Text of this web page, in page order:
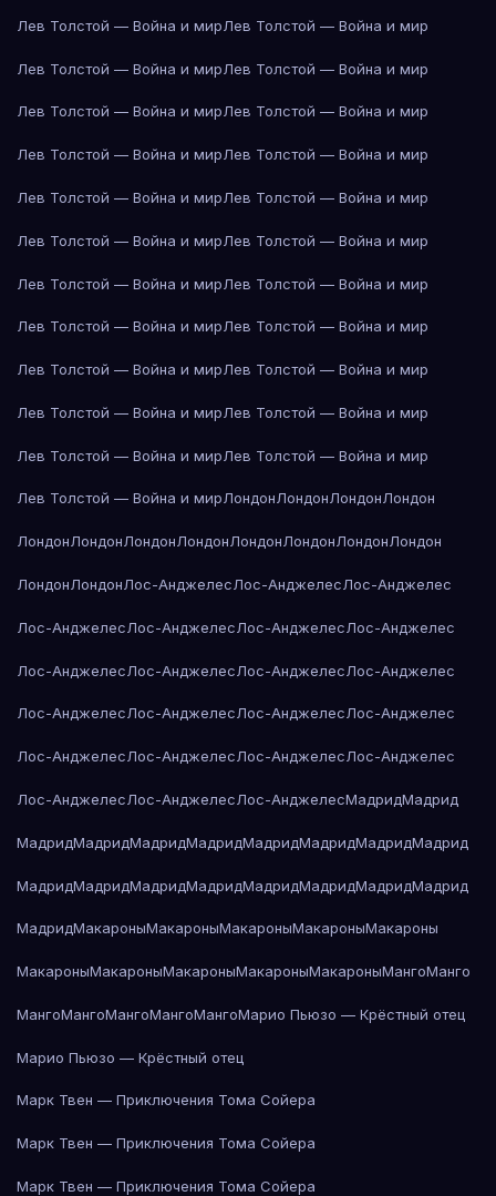
Лев Толстой — Война и мирЛев Толстой — Война и мир
Лев Толстой — Война и мирЛев Толстой — Война и мир
Лев Толстой — Война и мирЛев Толстой — Война и мир
Лев Толстой — Война и мирЛев Толстой — Война и мир
Лев Толстой — Война и мирЛев Толстой — Война и мир
Лев Толстой — Война и мирЛев Толстой — Война и мир
Лев Толстой — Война и мирЛев Толстой — Война и мир
Лев Толстой — Война и мирЛев Толстой — Война и мир
Лев Толстой — Война и мирЛев Толстой — Война и мир
Лев Толстой — Война и мирЛев Толстой — Война и мир
Лев Толстой — Война и мирЛев Толстой — Война и мир
Лев Толстой — Война и мирЛондонЛондонЛондонЛондон
ЛондонЛондонЛондонЛондонЛондонЛондонЛондонЛондон
ЛондонЛондонЛос-АнджелесЛос-АнджелесЛос-Анджелес
Лос-АнджелесЛос-АнджелесЛос-АнджелесЛос-Анджелес
Лос-АнджелесЛос-АнджелесЛос-АнджелесЛос-Анджелес
Лос-АнджелесЛос-АнджелесЛос-АнджелесЛос-Анджелес
Лос-АнджелесЛос-АнджелесЛос-АнджелесЛос-Анджелес
Лос-АнджелесЛос-АнджелесЛос-АнджелесМадридМадрид
МадридМадридМадридМадридМадридМадридМадридМадрид
МадридМадридМадридМадридМадридМадридМадридМадрид
МадридМакароныМакароныМакароныМакароныМакароны
МакароныМакароныМакароныМакароныМакароныМангоМанго
МангоМангоМангоМангоМангоМарио Пьюзо — Крёстный отец
Марио Пьюзо — Крёстный отец
Марк Твен — Приключения Тома Сойера
Марк Твен — Приключения Тома Сойера
Марк Твен — Приключения Тома Сойера